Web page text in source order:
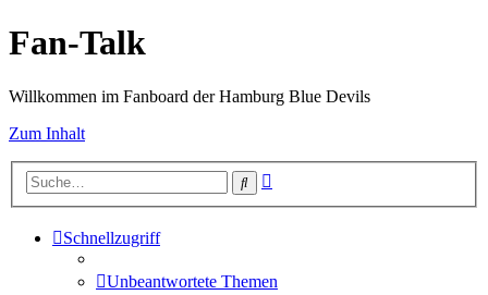
Fan-Talk
Willkommen im Fanboard der Hamburg Blue Devils
Zum Inhalt
Suche
Schnellzugriff
Unbeantwortete Themen